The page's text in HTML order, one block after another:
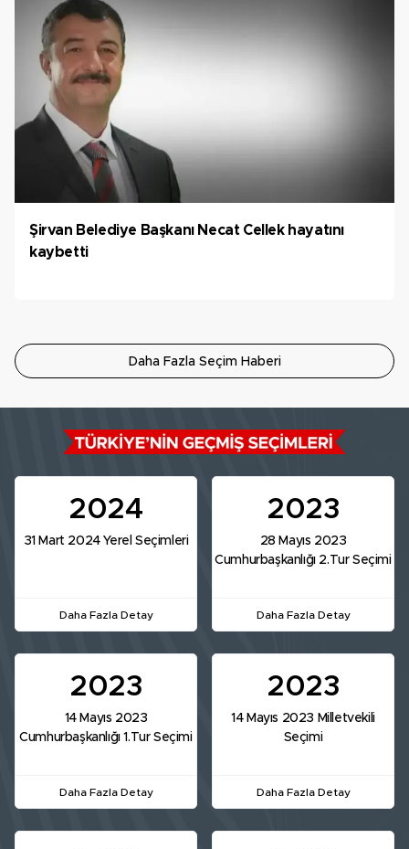
Şirvan Belediye Başkanı Necat Cellek hayatını
kaybetti
Daha Fazla Seçim Haberi
2024
31 Mart 2024 Yerel Seçimleri
Daha Fazla Detay
2023
28 Mayıs 2023
Cumhurbaşkanlığı 2.Tur Seçimi
Daha Fazla Detay
2023
14 Mayıs 2023
Cumhurbaşkanlığı 1.Tur Seçimi
Daha Fazla Detay
2023
14 Mayıs 2023 Milletvekili
Seçimi
Daha Fazla Detay